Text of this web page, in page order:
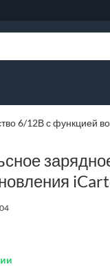
6/12В с функцией